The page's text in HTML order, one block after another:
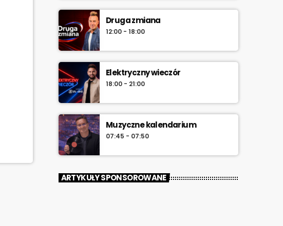
Druga zmiana
12:00 - 18:00
Elektryczny wieczór
18:00 - 21:00
Muzyczne kalendarium
07:45 - 07:50
ARTYKUŁY SPONSOROWANE